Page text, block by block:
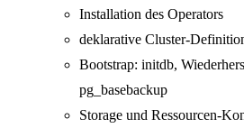
Installation des Operators
deklarative Cluster-
Bootstrap: initdb,
pg_basebackup
Storage und Ressourcen-